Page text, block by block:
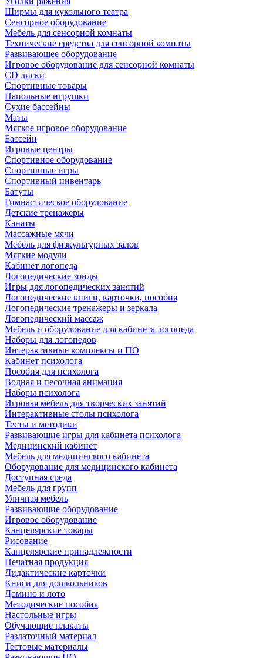
Ширмы для кукольного театра
Сенсорное оборудование
Мебель для сенсорной комнаты
Технические средства для сенсорной комнаты
Развивающее оборудование
Игровое оборудование для сенсорной комнаты
CD диски
Спортивные товары
Напольные игрушки
Сухие бассейны
Маты
Мягкое игровое оборудование
Бассейн
Игровые центры
Спортивное оборудование
Спортивные игры
Спортивный инвентарь
Батуты
Гимнастическое оборудование
Детские тренажеры
Канаты
Массажные мячи
Мебель для физкультурных залов
Мягкие модули
Кабинет логопеда
Логопедические зонды
Игры для логопедических занятий
Логопедические книги, карточки, пособия
Логопедические тренажеры и зеркала
Логопедический массаж
Мебель и оборудование для кабинета логопеда
Наборы для логопедов
Интерактивные комплексы и ПО
Кабинет психолога
Пособия для психолога
Водная и песочная анимация
Наборы психолога
Игровая мебель для творческих занятий
Интерактивные столы психолога
Тесты и методики
Развивающие игры для кабинета психолога
Медицинский кабинет
Мебель для медицинского кабинета
Оборудование для медицинского кабинета
Доступная среда
Мебель для групп
Уличная мебель
Развивающие оборудование
Игровое оборудование
Канцелярские товары
Рисование
Канцелярские принадлежности
Печатная продукция
Дидактические карточки
Книги для дошкольников
Домино и лото
Методические пособия
Настольные игры
Обучающие плакаты
Раздаточный материал
Тестовые материалы